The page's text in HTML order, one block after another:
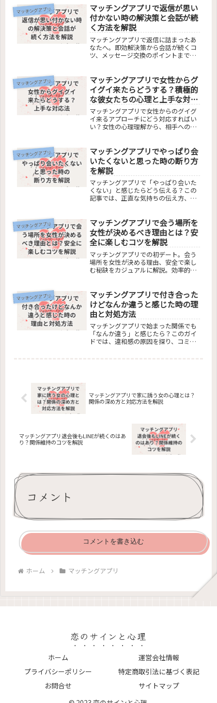
解説。読者が彼の心理を理解し、より
良い関係へと導くための実践的アドバ
イスを提供します。
マッチングアプリ
マッチングアプリで返信が思い
付かない時の解決策と会話が続
く方法を解説
マッチングアプリで返信に詰まったあ
なたへ。即効解決策から会話が続くコ
ツ、メッセージ交換のポイントまで、
で悩む日々にさよならしましょう。自
然体で楽しく会話を続ける秘訣を紹介
します。
マッチングアプリ
マッチングアプリで女性からグ
イグイ来たらどうする？積極的
な彼女たちの心理と上手な対応
法
マッチングアプリで女性からのグイグ
イ来るアプローチにどう対応すればい
い？女性の心理理解から、相手への適
秘訣を紹介します。
マッチングアプリ
マッチングアプリでやっぱり会
いたくないと思った時の断り方
を解説
マッチングアプリで「やっぱり会いた
くない」と感じたらどう伝える？この
記事では、正直な気持ちの伝え方、約
られた時の対処法まで、上手な断り方
とマナーを紹介。健全なマッチングア
プリ利用のためのガイドです。
マッチングアプリ
マッチングアプリで会う場所を
女性が決めるべき理由とは？安
全に楽しむコツを解説
マッチングアプリでの初デート。会う
場所を女性が決める理由、安全で楽し
む秘訣をカジュアルに解説。効率的な
ためのガイドです。
マッチングアプリ
マッチングアプリで付き合った
けどなんか違うと感じた時の理
由と対処方法
マッチングアプリで始まった関係でも
「なんか違う」と感じたら？このガイ
ドでは、違和感の原因を探り、コミュ
マッチングアプリで家に誘う女の心理とは？
関係の深め方と対応方法を解説
マッチングアプリ退会後もLINEが続くのはあ
り？関係維持のコツを解説
コメント
コメントを書き込む
ホーム マッチングアプリ
恋のサインと心理
ホーム
運営会社情報
プライバシーポリシー
特定商取引法に基づく表記
お問合せ
サイトマップ